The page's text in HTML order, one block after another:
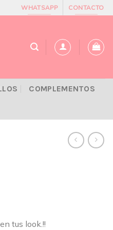
WHATSAPP CONTACTO
COMPLEMENTOS
tus look.!!